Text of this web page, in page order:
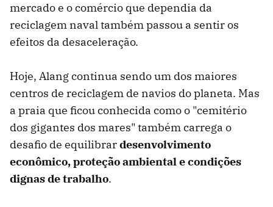
mercado e o comércio que dependia da
reciclagem naval também passou a sentir os
efeitos da desaceleração.
Hoje, Alang continua sendo um dos maiores
centros de reciclagem de navios do planeta. Mas
a praia que ficou conhecida como o "cemitério
dos gigantes dos mares" também carrega o
desafio de equilibrardesenvolvimento
econômico, proteção ambiental e condições
dignas de trabalho.